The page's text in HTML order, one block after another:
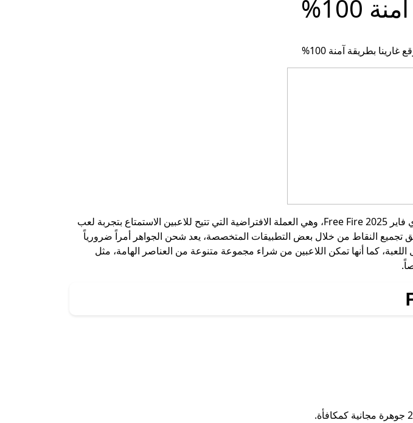
شهدت الساعات الأخيرة ارتفاعاً ملحوظاً في عمليات البحث عن كيفية شحن جواهر فري فاير 2025 Free Fire، وهي العملة الافتراضية التي تتيح للاعبين الاستمتاع بتجربة لعب
تجميع النقاط من خلال بعض التطبيقات المتخصصة، يعد شحن الجواهر أمراً ضرورياً
كما أنها تمكن اللاعبين من شراء مجموعة متنوعة من العناصر الهامة، مثل